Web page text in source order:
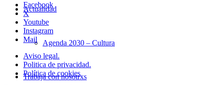
Actualidad
Agenda 2030 – Cultura
Trabaja con nosotrxs
Facebook
X
Youtube
Instagram
Mail
Aviso legal.
Politica de privacidad.
Política de cookies